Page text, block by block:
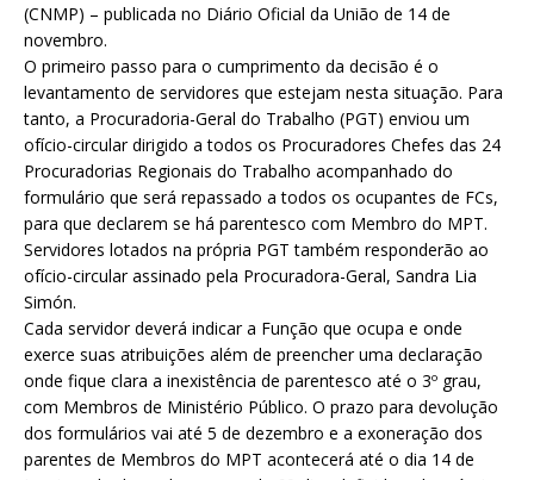
(CNMP) – publicada no Diário Oficial da União de 14 de
novembro.
O primeiro passo para o cumprimento da decisão é o
levantamento de servidores que estejam nesta situação. Para
tanto, a Procuradoria-Geral do Trabalho (PGT) enviou um
ofício-circular dirigido a todos os Procuradores Chefes das 24
Procuradorias Regionais do Trabalho acompanhado do
formulário que será repassado a todos os ocupantes de FCs,
para que declarem se há parentesco com Membro do MPT.
Servidores lotados na própria PGT também responderão ao
ofício-circular assinado pela Procuradora-Geral, Sandra Lia
Simón.
Cada servidor deverá indicar a Função que ocupa e onde
exerce suas atribuições além de preencher uma declaração
onde fique clara a inexistência de parentesco até o 3º grau,
com Membros de Ministério Público. O prazo para devolução
dos formulários vai até 5 de dezembro e a exoneração dos
parentes de Membros do MPT acontecerá até o dia 14 de